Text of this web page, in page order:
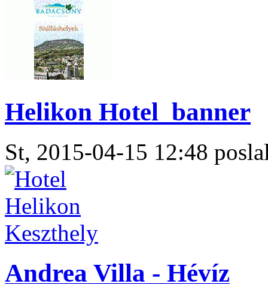
Helikon Hotel_banner
St, 2015-04-15 12:48
Andrea Villa - Hévíz